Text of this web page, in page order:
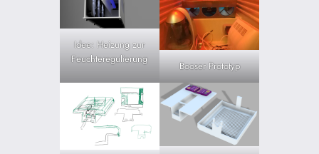
Idee: Heizung zur
Feuchteregulierung
Booser Prototyp